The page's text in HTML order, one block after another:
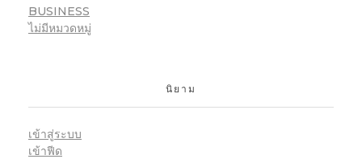
BUSINESS
ไม่มีหมวดหมู่
นิยาม
เข้าสู่ระบบ
เข้าฟีด